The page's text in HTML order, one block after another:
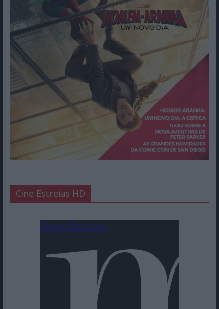
Cine Estreias HD